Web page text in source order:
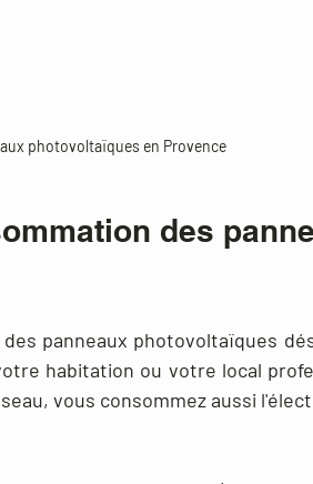
photovoltaïques en Provence
des
panneaux photovoltaïques
habitation ou votre local
vous consommez aussi